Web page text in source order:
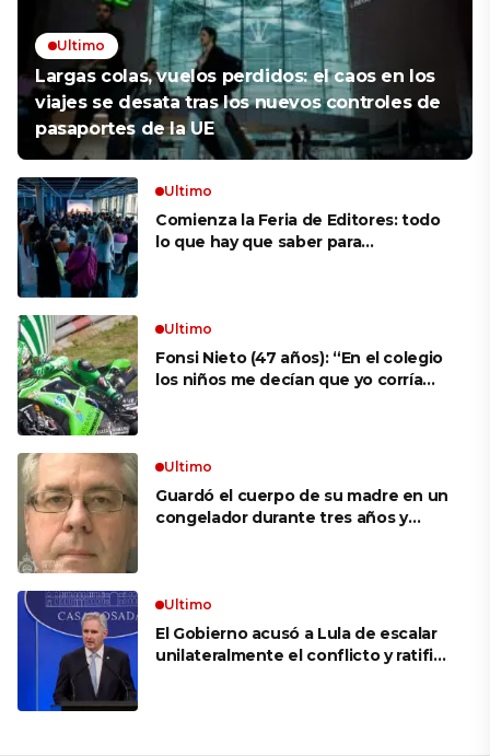
Ultimo
Largas colas, vuelos perdidos: el caos en los
viajes se desata tras los nuevos controles de
pasaportes de la UE
Ultimo
Comienza la Feria de Editores: todo
lo que hay que saber para
Ultimo
Fonsi Nieto (47 años): “En el colegio
los niños me decían que yo corría
Ultimo
Guardó el cuerpo de su madre en un
congelador durante tres años y
Ultimo
El Gobierno acusó a Lula de escalar
unilateralmente el conflicto y ratificó